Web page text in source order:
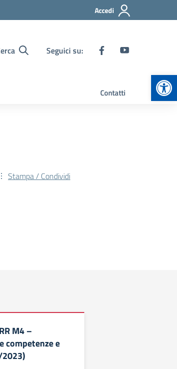
Accedi
Seguici su:
Contatti
Stampa / Condividi
M4 –
competenze e